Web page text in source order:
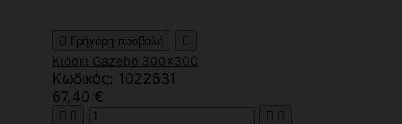
 Γρήγορη προβολή 
Κιόσκι Gazebo 300x300
Κωδικός: 1022631
67,40 €
   